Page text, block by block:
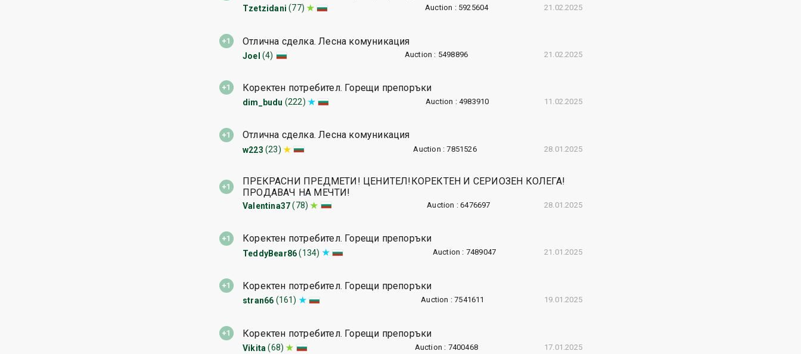
Tzetzidani (77) Auction : 5925604 21.02.2025
Отлична сделка. Лесна комуникация
Joel (4) Auction : 5498896 21.02.2025
Коректен потребител. Горещи препоръки
dim_budu (222) Auction : 4983910 11.02.2025
Отлична сделка. Лесна комуникация
w223 (23) Auction : 7851526 28.01.2025
ПРЕКРАСНИ ПРЕДМЕТИ! ЦЕНИТЕЛ!КОРЕКТЕН И СЕРИОЗЕН КОЛЕГА!
ПРОДАВАЧ НА МЕЧТИ!
Valentina37 (78) Auction : 6476697 28.01.2025
Коректен потребител. Горещи препоръки
TeddyBear86 (134) Auction : 7489047 21.01.2025
Коректен потребител. Горещи препоръки
stran66 (161) Auction : 7541611 19.01.2025
Коректен потребител. Горещи препоръки
Vikita (68) Auction : 7400468 17.01.2025